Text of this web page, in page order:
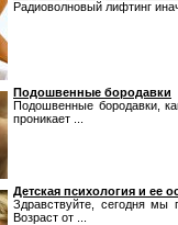
Радиоволновый лифтинг
Подошвенные бородавки
Подошвенные бородавки,
проникает ...
Детская психология и ее
Здравствуйте, сегодня мы
Возраст от ...